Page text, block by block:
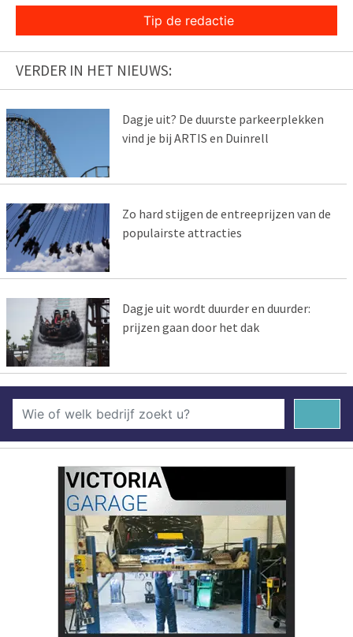
Tip de redactie
VERDER IN HET NIEUWS:
Dagje uit? De duurste parkeerplekken
vind je bij ARTIS en Duinrell
Zo hard stijgen de entreeprijzen van de
populairste attracties
Dagje uit wordt duurder en duurder:
prijzen gaan door het dak